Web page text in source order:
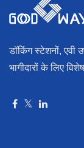
डॉकिंग स्टेशनों, एवी
भागीदारों के लिए